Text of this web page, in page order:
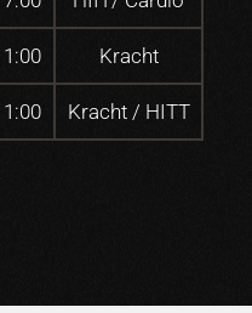
Kracht
Kracht / HITT